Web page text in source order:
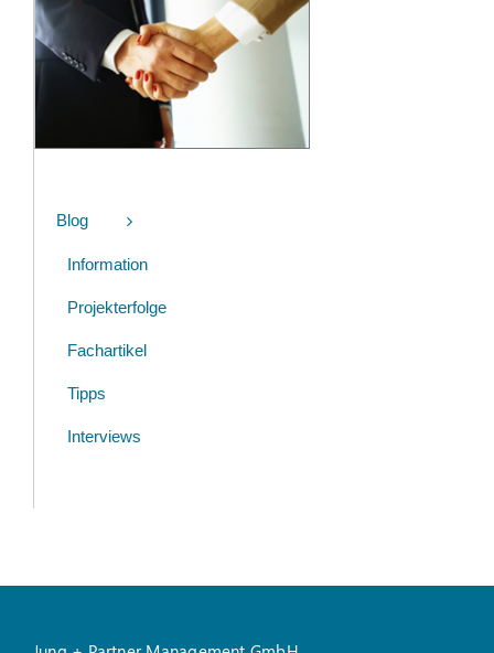
Blog
Information
Projekterfolge
Fachartikel
Tipps
Interviews